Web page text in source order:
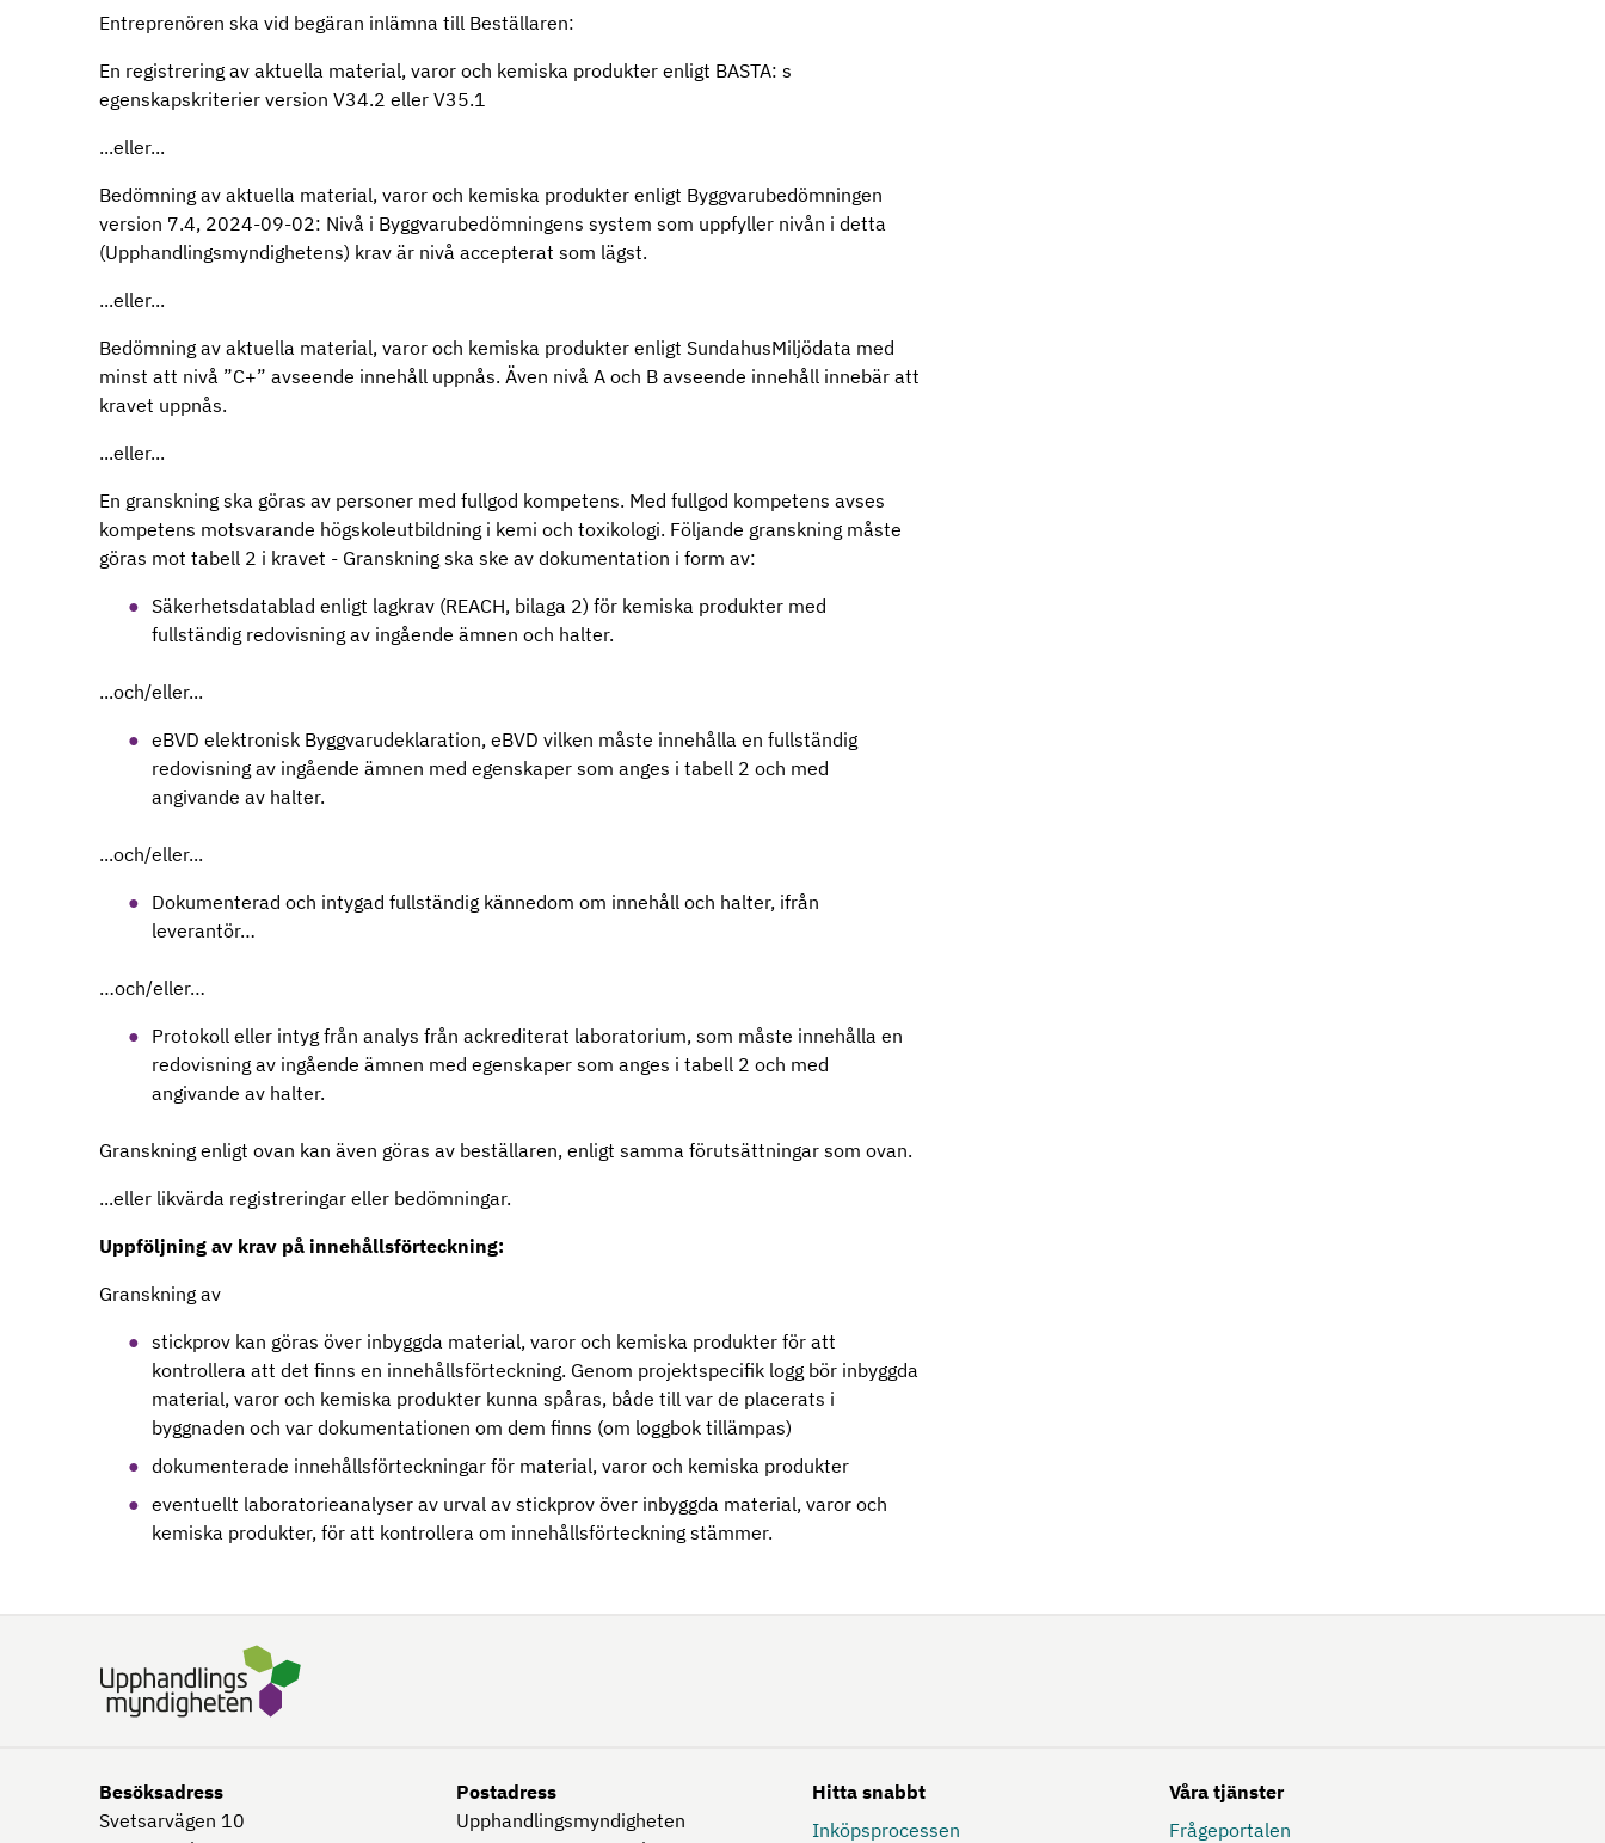
Entreprenören ska vid begäran inlämna till Beställaren:
En registrering av aktuella material, varor och kemiska produkter enligt BASTA: s
egenskapskriterier version V34.2 eller V35.1
...eller...
Bedömning av aktuella material, varor och kemiska produkter enligt Byggvarubedömningen
version 7.4, 2024-09-02: Nivå i Byggvarubedömningens system som uppfyller nivån i detta
(Upphandlingsmyndighetens) krav är nivå accepterat som lägst.
...eller...
Bedömning av aktuella material, varor och kemiska produkter enligt SundahusMiljödata med
minst att nivå ”C+” avseende innehåll uppnås. Även nivå A och B avseende innehåll innebär att
kravet uppnås.
...eller...
En granskning ska göras av personer med fullgod kompetens. Med fullgod kompetens avses
kompetens motsvarande högskoleutbildning i kemi och toxikologi. Följande granskning måste
göras mot tabell 2 i kravet - Granskning ska ske av dokumentation i form av:
Säkerhetsdatablad enligt lagkrav (REACH, bilaga 2) för kemiska produkter med
fullständig redovisning av ingående ämnen och halter.
...och/eller...
eBVD elektronisk Byggvarudeklaration, eBVD vilken måste innehålla en fullständig
redovisning av ingående ämnen med egenskaper som anges i tabell 2 och med
angivande av halter.
...och/eller...
Dokumenterad och intygad fullständig kännedom om innehåll och halter, ifrån
leverantör…
…och/eller…
Protokoll eller intyg från analys från ackrediterat laboratorium, som måste innehålla en
redovisning av ingående ämnen med egenskaper som anges i tabell 2 och med
angivande av halter.
Granskning enligt ovan kan även göras av beställaren, enligt samma förutsättningar som ovan.
...eller likvärda registreringar eller bedömningar.
Uppföljning av krav på innehållsförteckning:
Granskning av
stickprov kan göras över inbyggda material, varor och kemiska produkter för att
kontrollera att det finns en innehållsförteckning. Genom projektspecifik logg bör inbyggda
material, varor och kemiska produkter kunna spåras, både till var de placerats i
byggnaden och var dokumentationen om dem finns (om loggbok tillämpas)
dokumenterade innehållsförteckningar för material, varor och kemiska produkter
eventuellt laboratorieanalyser av urval av stickprov över inbyggda material, varor och
kemiska produkter, för att kontrollera om innehållsförteckning stämmer.
Besöksadress
Svetsarvägen 10
Postadress
Upphandlingsmyndigheten
Hitta snabbt
Inköpsprocessen
Våra tjänster
Frågeportalen